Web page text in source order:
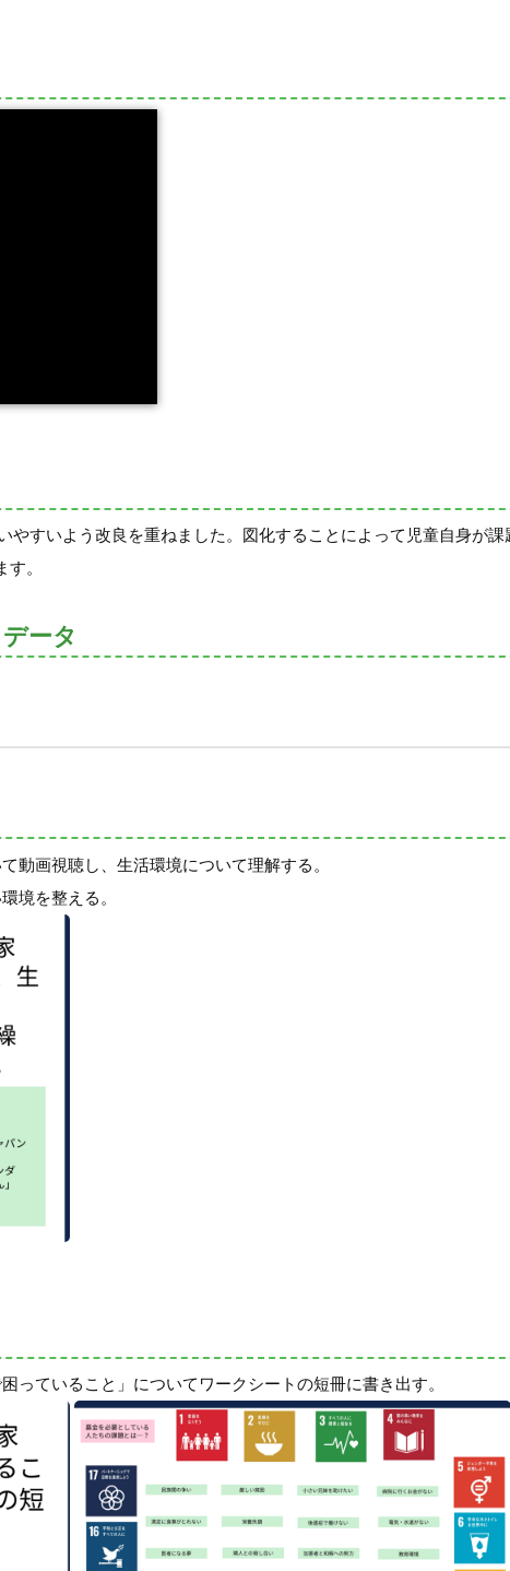
やすいよう改良を重ねました。図化することによって児童自身が
。
ータ
動画視聴し、生活環境について理解する。
境を整える。
っていること」についてワークシートの短冊に書き出す。